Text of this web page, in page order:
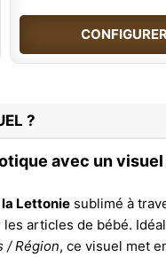
?
avec un
Lettonie sublimé à
articles de bébé.
/ Région, ce visuel met